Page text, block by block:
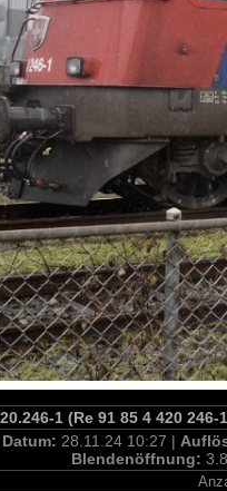
1 (Re 91 85 4 420
Datum: 28.11.24 10:27 |
Blendenöffnung: